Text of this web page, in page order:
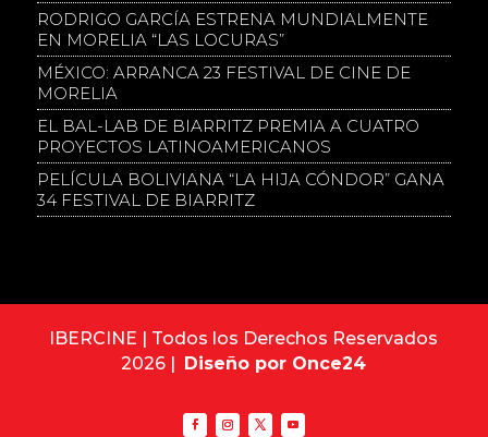
RODRIGO GARCÍA ESTRENA MUNDIALMENTE
EN MORELIA “LAS LOCURAS”
MÉXICO: ARRANCA 23 FESTIVAL DE CINE DE
MORELIA
EL BAL-LAB DE BIARRITZ PREMIA A CUATRO
PROYECTOS LATINOAMERICANOS
PELÍCULA BOLIVIANA “LA HIJA CÓNDOR” GANA
34 FESTIVAL DE BIARRITZ
IBERCINE | Todos los Derechos Reservados
2026 |
Diseño por Once24